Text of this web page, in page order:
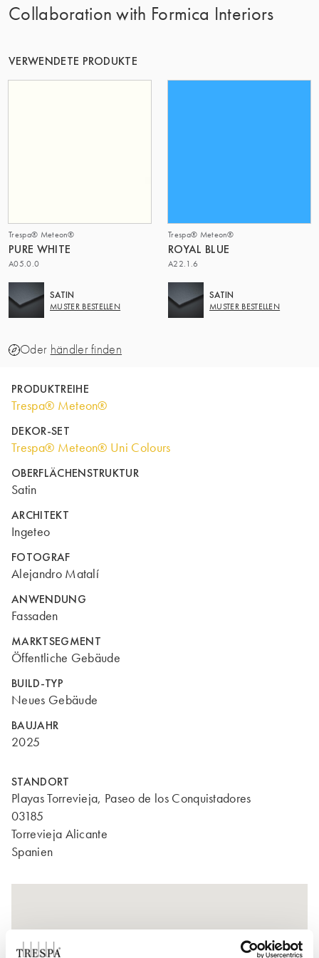
Collaboration with Formica Interiors
VERWENDETE PRODUKTE
Trespa® Meteon®
PURE WHITE
A05.0.0
SATIN
MUSTER BESTELLEN
Trespa® Meteon®
ROYAL BLUE
A22.1.6
SATIN
MUSTER BESTELLEN
Oder händler finden
PRODUKTREIHE
Trespa® Meteon®
DEKOR-SET
Trespa® Meteon® Uni Colours
OBERFLÄCHENSTRUKTUR
Satin
ARCHITEKT
Ingeteo
FOTOGRAF
Alejandro Matalí
ANWENDUNG
Fassaden
MARKTSEGMENT
Öffentliche Gebäude
BUILD-TYP
Neues Gebäude
BAUJAHR
2025
STANDORT
Playas Torrevieja, Paseo de los Conquistadores
03185
Torrevieja Alicante
Spanien